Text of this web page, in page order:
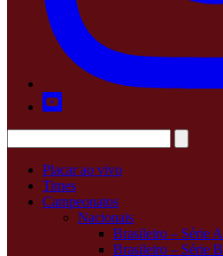
Placar ao vivo
Times
Campeonatos
Nacionais
Brasileiro – Série A
Brasileiro – Série B